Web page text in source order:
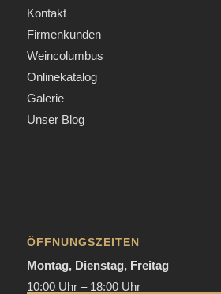
Kontakt
Firmenkunden
Weincolumbus
Onlinekatalog
Galerie
Unser Blog
ÖFFNUNGSZEITEN
Montag, Dienstag, Freitag
10:00 Uhr – 18:00 Uhr